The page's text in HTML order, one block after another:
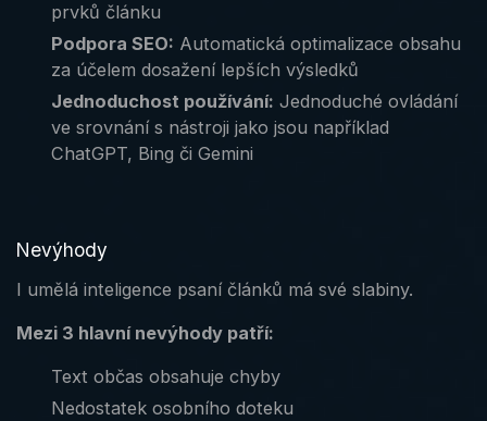
prvků článku
Podpora SEO: Automatická optimalizace obsahu
za účelem dosažení lepších výsledků
Jednoduchost používání: Jednoduché ovládání
ve srovnání s nástroji jako jsou například
ChatGPT, Bing či Gemini
Nevýhody
I umělá inteligence psaní článků má své slabiny.
Mezi 3 hlavní nevýhody patří:
Text občas obsahuje chyby
Nedostatek osobního doteku